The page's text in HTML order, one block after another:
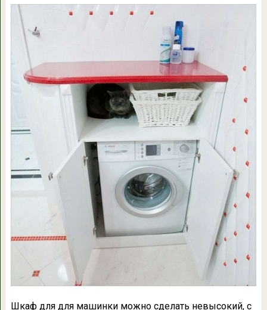
Шкаф для для машинки можно сделать невысокий, с